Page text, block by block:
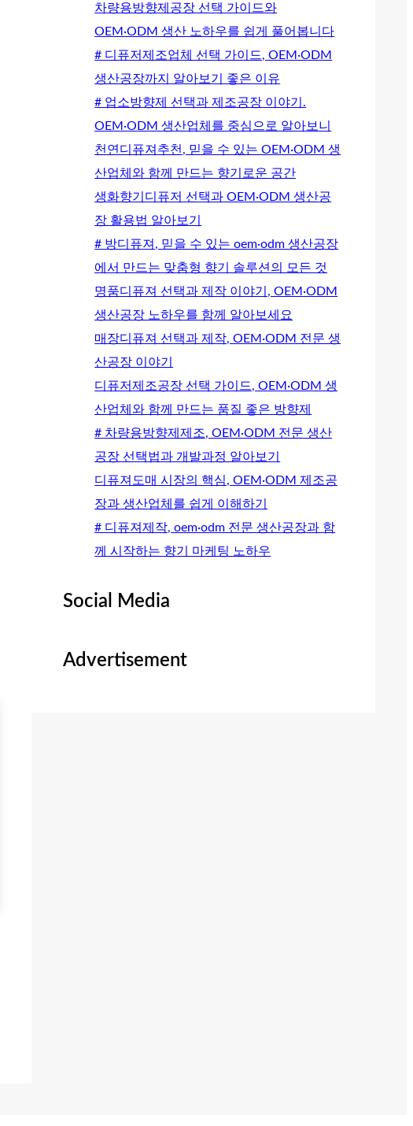
차량용방향제공장 선택 가이드와
OEM·ODM 생산 노하우를 쉽게 풀어봅니다
# 디퓨저제조업체 선택 가이드, OEM·ODM
생산공장까지 알아보기 좋은 이유
# 업소방향제 선택과 제조공장 이야기.
OEM·ODM 생산업체를 중심으로 알아보니
천연디퓨져추천, 믿을 수 있는 OEM·ODM 생
산업체와 함께 만드는 향기로운 공간
생화향기디퓨저 선택과 OEM·ODM 생산공
장 활용법 알아보기
# 방디퓨져, 믿을 수 있는 oem·odm 생산공장
에서 만드는 맞춤형 향기 솔루션의 모든 것
명품디퓨져 선택과 제작 이야기, OEM·ODM
생산공장 노하우를 함께 알아보세요
매장디퓨져 선택과 제작, OEM·ODM 전문 생
산공장 이야기
디퓨저제조공장 선택 가이드, OEM·ODM 생
산업체와 함께 만드는 품질 좋은 방향제
# 차량용방향제제조, OEM·ODM 전문 생산
공장 선택법과 개발과정 알아보기
디퓨져도매 시장의 핵심, OEM·ODM 제조공
장과 생산업체를 쉽게 이해하기
# 디퓨져제작, oem·odm 전문 생산공장과 함
께 시작하는 향기 마케팅 노하우
Social Media
Advertisement